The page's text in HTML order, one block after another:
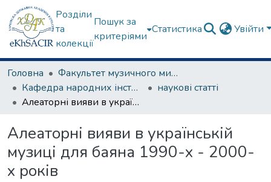
Розділи
та
колекції
Пошук за
критеріями
Статистика Увійти
Головна
Факультет музичного мистецтва
Кафедра народних інструментів
наукові статті
Алеаторні вияви в українській музиці для баяна 1990-х - 2000-х років
Алеаторні вияви в українській
музиці для баяна 1990-х - 2000-
х років